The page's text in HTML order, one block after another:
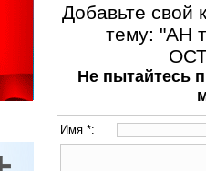
Добавьте свой
тему: "АН
Не пытайтесь
Имя *: